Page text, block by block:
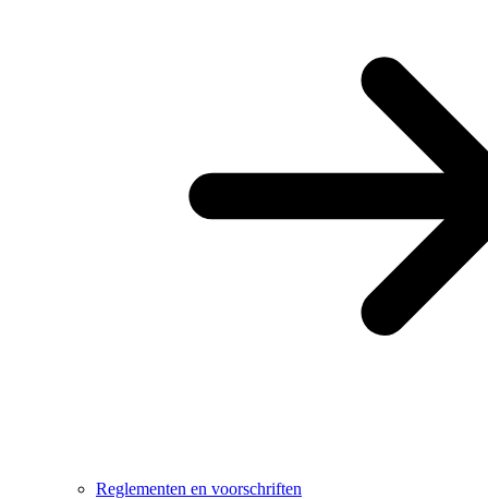
Reglementen en voorschriften